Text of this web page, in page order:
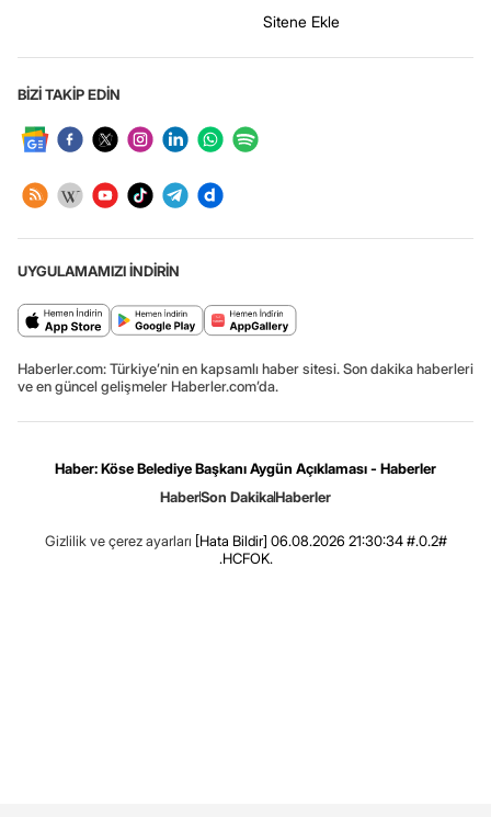
Sitene Ekle
BİZİ TAKİP EDİN
UYGULAMAMIZI İNDİRİN
Haberler.com: Türkiye’nin en kapsamlı haber sitesi. Son dakika haberleri
ve en güncel gelişmeler Haberler.com’da.
Haber: Köse Belediye Başkanı Aygün Açıklaması - Haberler
HaberSon DakikaHaberler
Gizlilik ve çerez ayarları [Hata Bildir] 06.08.2026 21:30:34 #.0.2#
.HCFOK.